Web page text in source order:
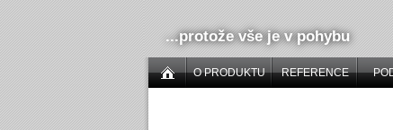
...protože vše je v pohybu
O PRODUKTU REFERENCE